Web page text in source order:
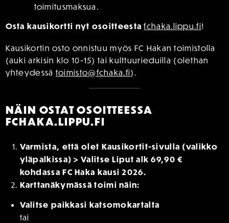
toimitusmaksua.
Osta kausikortti nyt osoitteestafchaka.lippu.fi!
Kausikortin osto onnistuu myös FC Hakan toimistolla
(auki arkisin klo 10-15) tai kulttuurieduilla (olethan
yhteydessä toimisto@fchaka.fi).
NÄIN OSTAT OSOITTEESSA
FCHAKA.LIPPU.FI
Varmista, että olet Kausikortit-sivulla (valikko
yläpalkissa) > Valitse Liput alk 69,90 €
kohdassa FC Haka kausi 2026.
Karttanäkymässä toimi näin:
Valitse paikkasi katsomokartalta
tai